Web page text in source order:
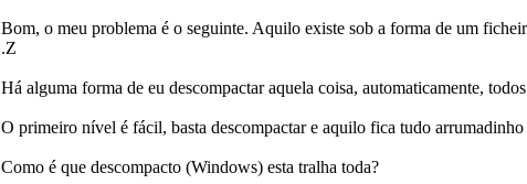
Bom, o meu problema é o seguinte. Aquilo existe sob a forma de um
.Z
Há alguma forma de eu descompactar aquela coisa, automaticamente,
O primeiro nível é fácil, basta descompactar e aquilo fica tudo
Como é que descompacto (Windows) esta tralha toda?